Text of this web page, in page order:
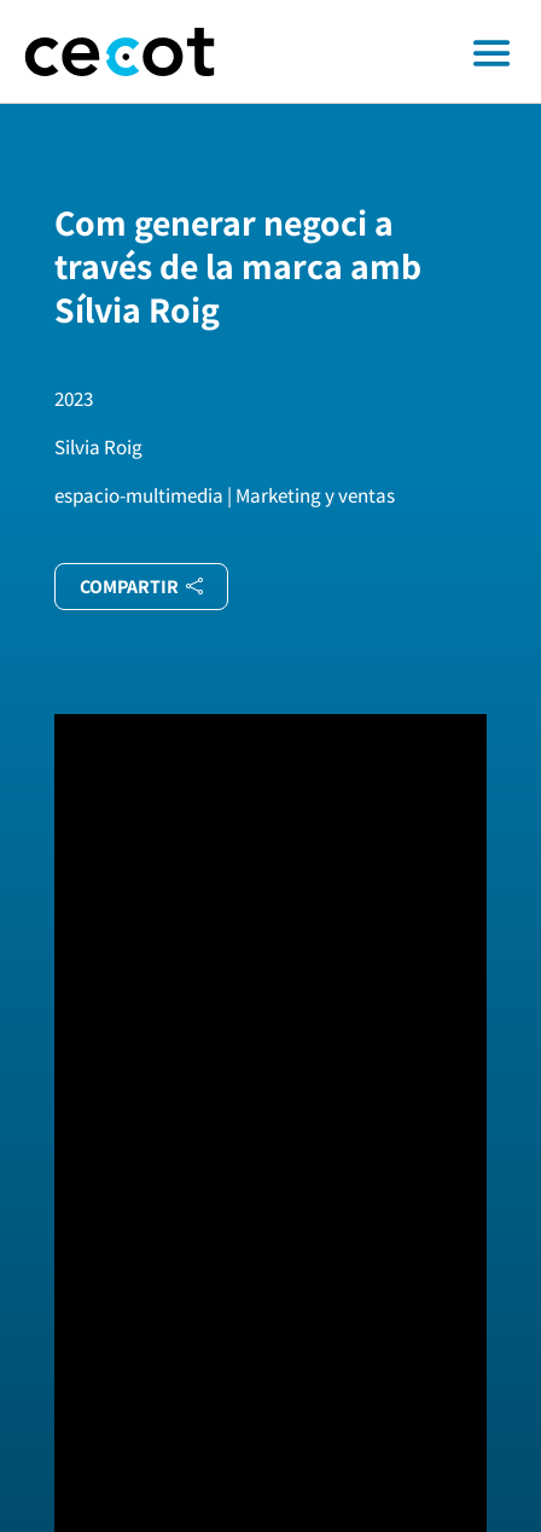
Com generar negoci a
través de la marca amb
Sílvia Roig
2023
Silvia Roig
espacio-multimedia | Marketing y ventas
COMPARTIR